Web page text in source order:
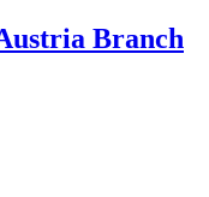
Branch